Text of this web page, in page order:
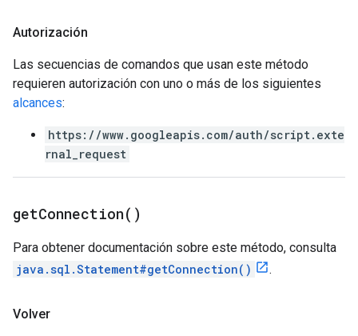
Autorización
Las secuencias de comandos que usan este método
requieren autorización con uno o más de los siguientes
alcances:
https://www.googleapis.com/auth/script.exte
rnal_request
getConnection( )
Para obtener documentación sobre este método, consulta
java.sql.Statement#getConnection()
.
Volver